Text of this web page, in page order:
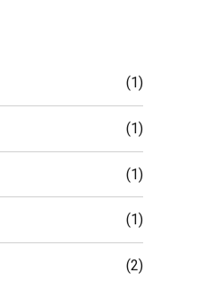
(1)
(1)
(1)
(1)
(2)